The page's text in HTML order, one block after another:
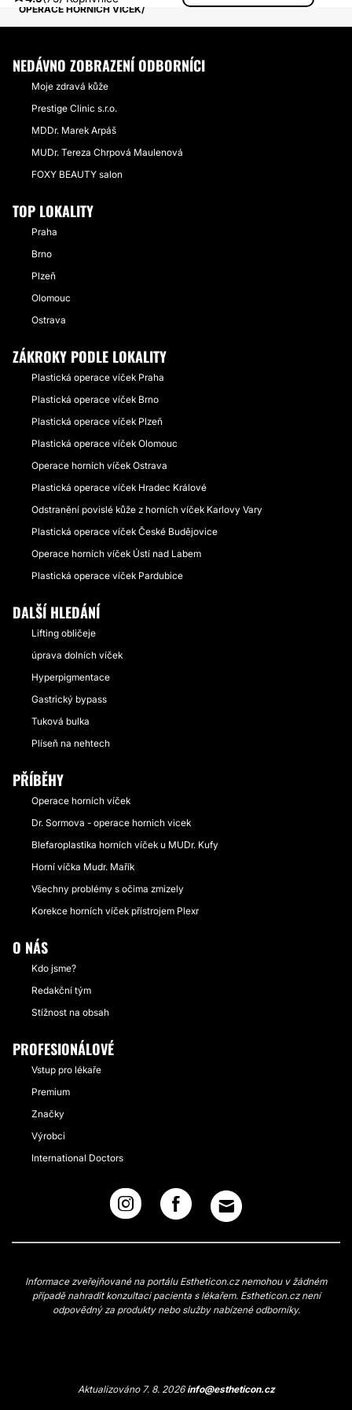
OPERACE HORNICH VICEK
NEDÁVNO ZOBRAZENÍ ODBORNÍCI
Moje zdravá kůže
Prestige Clinic s.r.o.
MDDr. Marek Arpáš
MUDr. Tereza Chrpová Maulenová
FOXY BEAUTY salon
TOP LOKALITY
Praha
Brno
Plzeň
Olomouc
Ostrava
ZÁKROKY PODLE LOKALITY
Plastická operace víček Praha
Plastická operace víček Brno
Plastická operace víček Plzeň
Plastická operace víček Olomouc
Operace horních víček Ostrava
Plastická operace víček Hradec Králové
Odstranění povislé kůže z horních víček Karlovy Vary
Plastická operace víček České Budějovice
Operace horních víček Ústí nad Labem
Plastická operace víček Pardubice
DALŠÍ HLEDÁNÍ
Lifting obličeje
úprava dolních víček
Hyperpigmentace
Gastrický bypass
Tuková bulka
Plíseň na nehtech
PŘÍBĚHY
Operace horních víček
Dr. Sormova - operace hornich vicek
Blefaroplastika horních víček u MUDr. Kufy
Horní víčka Mudr. Mařík
Všechny problémy s očima zmizely
Korekce horních víček přístrojem Plexr
O NÁS
Kdo jsme?
Redakční tým
Stížnost na obsah
PROFESIONÁLOVÉ
Vstup pro lékaře
Premium
Značky
Výrobci
International Doctors
Informace zveřejňované na portálu Estheticon.cz nemohou v žádném
případě nahradit konzultaci pacienta s lékařem. Estheticon.cz není
odpovědný za produkty nebo služby nabízené odborníky.
Aktualizováno 7. 8. 2026info@estheticon.cz